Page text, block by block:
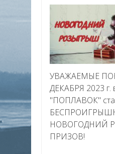
УВАЖАЕМЫЕ
ДЕКАБРЯ 2023 г.
"ПОПЛАВОК"
НОВОГОДНИЙ
ПРИЗОВ!